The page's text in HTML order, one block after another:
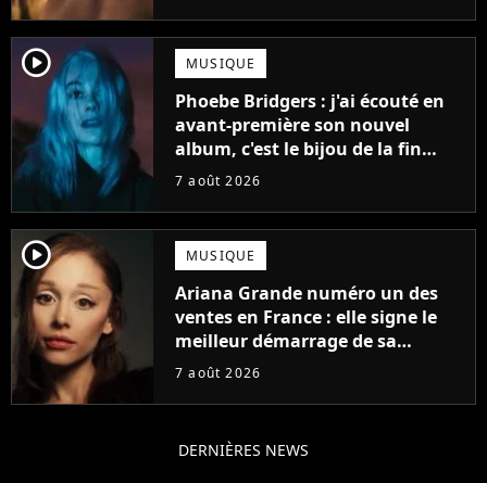
player2 MUSIQUE
Phoebe Bridgers : j'ai écouté en
avant-première son nouvel
album, c'est le bijou de la fin
d'été
7 août 2026
player2 MUSIQUE
Ariana Grande numéro un des
ventes en France : elle signe le
meilleur démarrage de sa
carrière avec son album Petal
7 août 2026
DERNIÈRES NEWS